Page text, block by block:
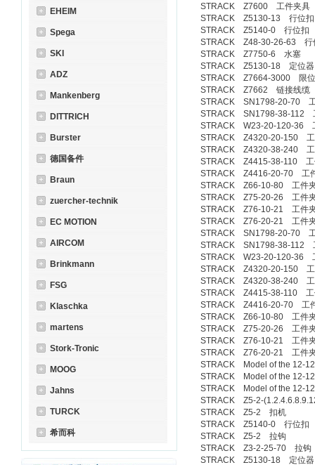
EHEIM
Spega
SKI
ADZ
Mankenberg
DITTRICH
Burster
德国备件
Braun
zuercher-technik
EC MOTION
AIRCOM
Brinkmann
FSG
Klaschka
martens
Stork-Tronic
MOOG
Jahns
TURCK
希而科
STRACK Z7600 工件夹具
STRACK Z5130-13 行位扣
STRACK Z5140-0 行位扣
STRACK Z48-30-26-63 行
STRACK Z7750-6 水塞
STRACK Z5130-18 定位器
STRACK Z7664-3000 限
STRACK Z7662 链接线缆
STRACK SN1798-20-70
STRACK SN1798-38-112
STRACK W23-20-120-36
STRACK Z4320-20-150 工
STRACK Z4320-38-240 工
STRACK Z4415-38-110 工
STRACK Z4416-20-70 工
STRACK Z66-10-80 工件
STRACK Z75-20-26 工件
STRACK Z76-10-21 工件
STRACK Z76-20-21 工件
STRACK SN1798-20-70
STRACK SN1798-38-112
STRACK W23-20-120-36
STRACK Z4320-20-150 工
STRACK Z4320-38-240 工
STRACK Z4415-38-110 工
STRACK Z4416-20-70 工
STRACK Z66-10-80 工件
STRACK Z75-20-26 工件
STRACK Z76-10-21 工件
STRACK Z76-20-21 工件
STRACK Model of the 12-
STRACK Model of the 12-
STRACK Model of the 12-
STRACK Z5-2-
STRACK Z5-2 扣机
STRACK Z5140-0 行位扣
STRACK Z5-2 拉钩
STRACK Z3-2-25-70 拉钩
STRACK Z5130-18 定位器